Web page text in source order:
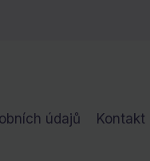
údajů Kontakt